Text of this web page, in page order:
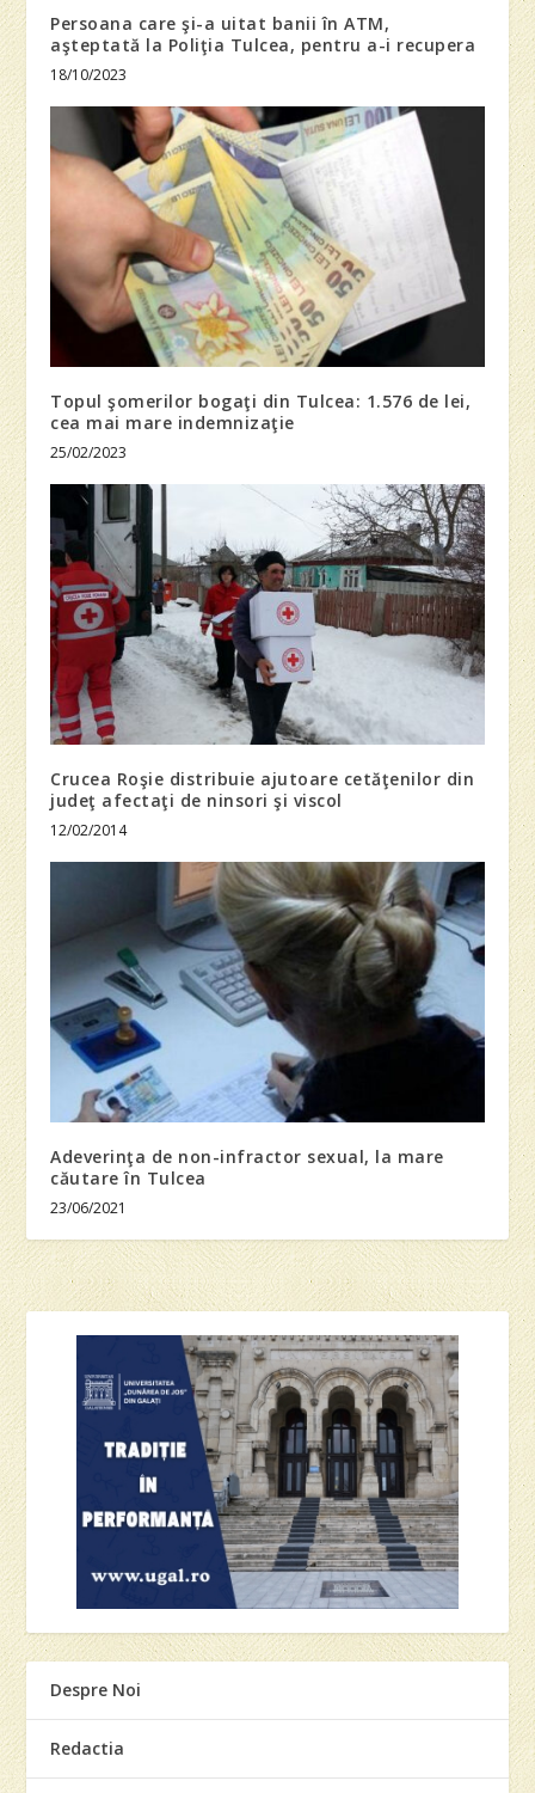
Persoana care şi-a uitat banii în ATM,
aşteptată la Poliţia Tulcea, pentru a-i recupera
18/10/2023
Topul şomerilor bogaţi din Tulcea: 1.576 de lei,
cea mai mare indemnizaţie
25/02/2023
Crucea Roşie distribuie ajutoare cetăţenilor din
judeţ afectaţi de ninsori şi viscol
12/02/2014
Adeverinţa de non-infractor sexual, la mare
căutare în Tulcea
23/06/2021
Despre Noi
Redactia